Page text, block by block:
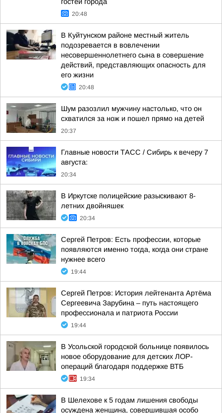
20:48
В Куйтунском районе местный житель
подозревается в вовлечении
несовершеннолетнего сына в совершение
действий, представляющих опасность для
его жизни
20:48
Шум разозлил мужчину настолько, что он
схватился за нож и пошел прямо на детей
20:37
Главные новости ТАСС / Сибирь к вечеру 7
августа:
20:34
В Иркутске полицейские разыскивают 8-
летних двойняшек
20:34
Сергей Петров: Есть профессии, которые
появляются именно тогда, когда они стране
нужнее всего
19:44
Сергей Петров: История лейтенанта Артёма
Сергеевича Зарубина – путь настоящего
профессионала и патриота России
19:44
В Усольской городской больнице появилось
новое оборудование для детских ЛОР-
операций благодаря поддержке ВТБ
19:34
В Шелехове к 5 годам лишения свободы
осуждена женщина, совершившая особо